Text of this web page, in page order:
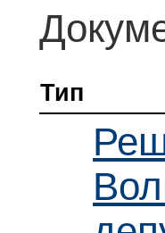
Вакансии
Обратная
Часто
Тип